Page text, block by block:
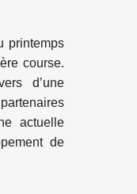
printemps
course.
d’une
actuelle
de